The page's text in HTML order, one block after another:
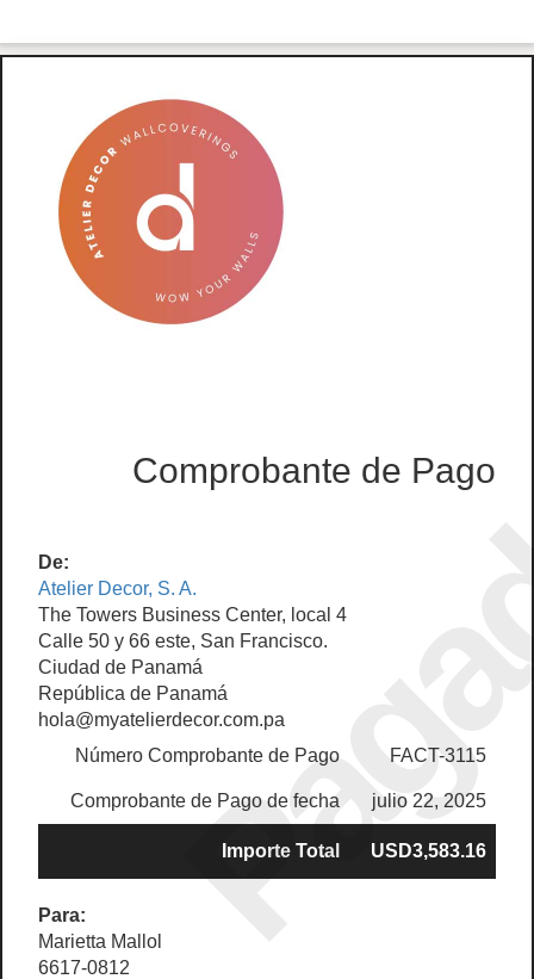
Comprobante de Pago
De:
Atelier Decor, S. A.
The Towers Business Center, local 4
Calle 50 y 66 este, San Francisco.
Ciudad de Panamá
República de Panamá
hola@myatelierdecor.com.pa
Número Comprobante de Pago
FACT-3115
Comprobante de Pago de fecha julio 22, 2025
Importe Total USD3,583.16
Para:
Marietta Mallol
6617-0812